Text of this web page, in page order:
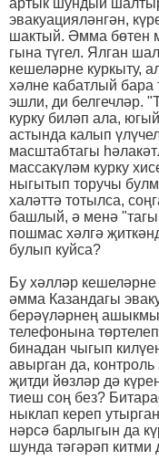
артык шундый
эвакуацияләнгән,
шактый. Әмма бөтен
гына түгел. Ялган
кешеләрне куркыту,
хәлне кабатлый бара
эшли, ди белгечләр.
курку биләп ала,
астында калып
масштабтагы
массакүләм курку
ныгытып торучы
халәттә тотылса,
башлый, ә менә
пошмас хәлгә
булып куйса?
Бу хәлләр
әмма Казандагы
берәүләрнең
телефонына
бинадан чыгып
авырган да,
җитди йөзләр дә
тиеш соң без?
ныклап кереп
нәрсә барлыгын да
шунда тәгәрәп китми